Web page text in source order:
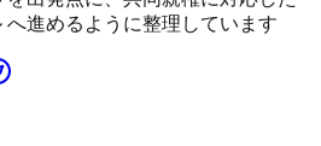
進めるように整理しています